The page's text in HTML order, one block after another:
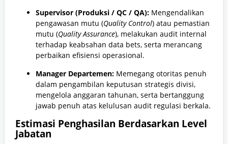
Supervisor (Produksi / QC / QA): Mengendalikan
pengawasan mutu (Quality Control) atau pemastian
mutu (Quality Assurance), melakukan audit internal
terhadap keabsahan data bets, serta merancang
perbaikan efisiensi operasional.
Manager Departemen: Memegang otoritas penuh
dalam pengambilan keputusan strategis divisi,
mengelola anggaran tahunan, serta bertanggung
jawab penuh atas kelulusan audit regulasi berkala.
Estimasi Penghasilan Berdasarkan Level
Jabatan